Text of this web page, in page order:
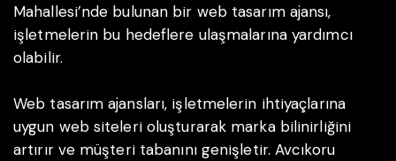
Mahallesi’nde bulunan bir web tasarım ajansı,
işletmelerin bu hedeflere ulaşmalarına yardımcı
olabilir.
Web tasarım ajansları, işletmelerin ihtiyaçlarına
uygun web siteleri oluşturarak marka bilinirliğini
artırır ve müşteri tabanını genişletir. Avcıkoru